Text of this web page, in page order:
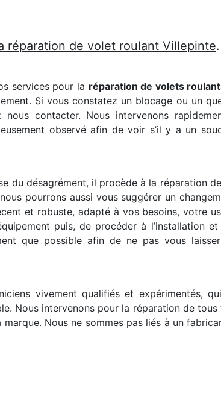
réparation de volet roulant Villepinte.
services pour la réparation de volets
Si vous constatez un blocage ou un
nous contacter. Nous intervenons
observé afin de voir s’il y a un
du désagrément, il procède à la réparation
pourrons aussi vous suggérer un
et robuste, adapté à vos besoins, votre
puis, de procéder à l’installation
que possible afin de ne pas vous
vivement qualifiés et expérimentés,
Nous intervenons pour la réparation de
Nous ne sommes pas liés à un